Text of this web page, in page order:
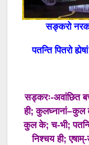
सङ्करो
पतन्ति पितरो
सड्करः-अवांछित
ही; कुलघ्नानां–कुल
कुल के; च-भी;
निश्चय ही;